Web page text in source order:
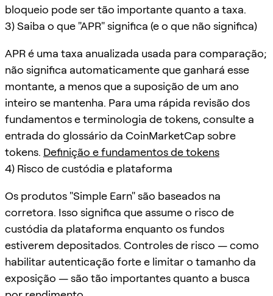
bloqueio pode ser tão importante quanto a taxa.
3) Saiba o que "APR" significa (e o que não significa)
APR é uma taxa anualizada usada para comparação;
não significa automaticamente que ganhará esse
montante, a menos que a suposição de um ano
inteiro se mantenha. Para uma rápida revisão dos
fundamentos e terminologia de tokens, consulte a
entrada do glossário da CoinMarketCap sobre
tokens. Definição e fundamentos de tokens
4) Risco de custódia e plataforma
Os produtos "Simple Earn" são baseados na
corretora. Isso significa que assume o risco de
custódia da plataforma enquanto os fundos
estiverem depositados. Controles de risco — como
habilitar autenticação forte e limitar o tamanho da
exposição — são tão importantes quanto a busca